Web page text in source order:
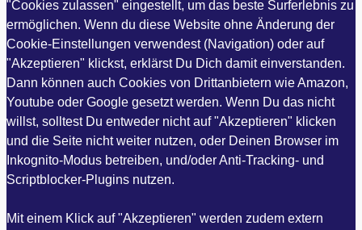
"Cookies zulassen" eingestellt, um das beste Surferlebnis zu
ermöglichen. Wenn du diese Website ohne Änderung der
Cookie-Einstellungen verwendest (Navigation) oder auf
"Akzeptieren" klickst, erklärst Du Dich damit einverstanden.
Dann können auch Cookies von Drittanbietern wie Amazon,
Youtube oder Google gesetzt werden. Wenn Du das nicht
willst, solltest Du entweder nicht auf "Akzeptieren" klicken
und die Seite nicht weiter nutzen, oder Deinen Browser im
Inkognito-Modus betreiben, und/oder Anti-Tracking- und
Scriptblocker-Plugins nutzen.
Mit einem Klick auf "Akzeptieren" werden zudem extern